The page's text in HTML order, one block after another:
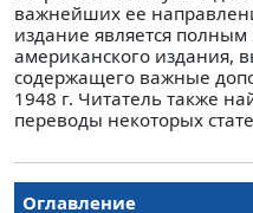
важнейших ее
издание является
американского издания,
содержащего важные
1948 г. Читатель также
переводы некоторых
Оглавление